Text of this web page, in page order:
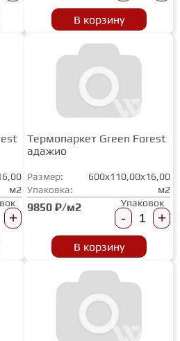
ТРАВА
МОДУЛЬ
КАМЕННЫЙ
MSPC
SWF
В корзину
м2
+
Термопаркет Green Forest
адажио
Размер:
600x110,00x16,00
Упаковка:
м2
9850 ₽/м2 Упаковок
- +
В корзину